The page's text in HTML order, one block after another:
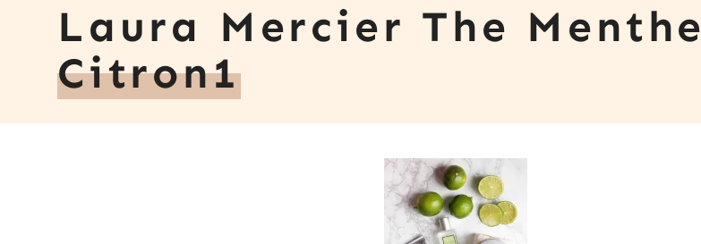
Laura Mercier The Menthe
Citron1